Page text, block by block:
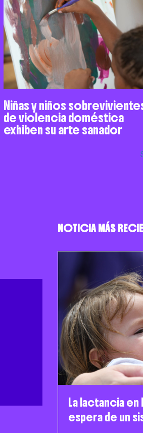
Niñas y niños
de violencia doméstica
exhiben su arte sanador
NOTICIA MÁS
La lactancia
espera de un